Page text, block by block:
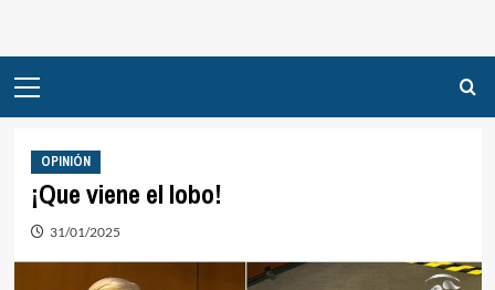
Menu
OPINIÓN
¡Que viene el lobo!
31/01/2025